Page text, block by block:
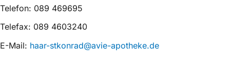
Telefon: 089 469695
Telefax: 089 4603240
E-Mail: haar-stkonrad@avie-apotheke.de